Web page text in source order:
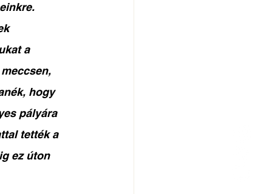
a
hogy
pályára
tették a
ez úton